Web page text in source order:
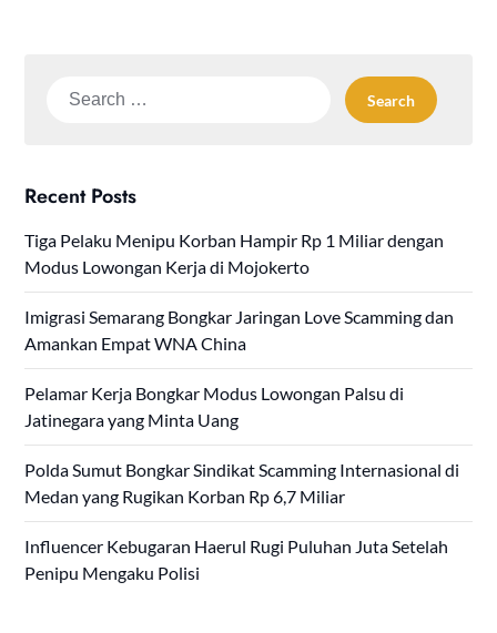
Search
Recent Posts
Tiga Pelaku Menipu Korban Hampir Rp 1 Miliar dengan
Modus Lowongan Kerja di Mojokerto
Imigrasi Semarang Bongkar Jaringan Love Scamming dan
Amankan Empat WNA China
Pelamar Kerja Bongkar Modus Lowongan Palsu di
Jatinegara yang Minta Uang
Polda Sumut Bongkar Sindikat Scamming Internasional di
Medan yang Rugikan Korban Rp 6,7 Miliar
Influencer Kebugaran Haerul Rugi Puluhan Juta Setelah
Penipu Mengaku Polisi